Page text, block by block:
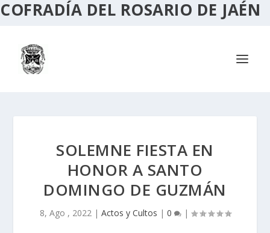
COFRADÍA DEL ROSARIO DE JAÉN
SOLEMNE FIESTA EN
HONOR A SANTO
DOMINGO DE GUZMÁN
8, Ago , 2022| Actos y Cultos | 0 |